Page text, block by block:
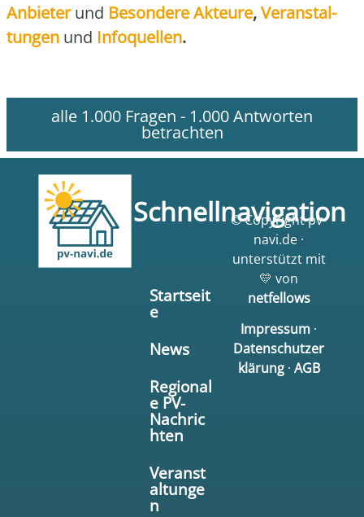
Anbie­terund Beson­de­re Akteu­re,Ver­an­stal­
tun­gen und Info­quel­len.
alle 1.000 Fragen - 1.000 Antworten
betrachten
Schnellnavigation
Startseit
e
News
Regional
e PV-
Nachric
hten
Veranst
altunge
n
© Copyright pv-
navi.de ·
unterstützt mit
💛 von
netfellows
Impressum ·
Datenschutzer
klärung· AGB